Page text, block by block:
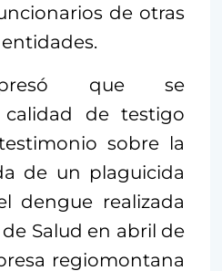
de otras
que se
de testigo
sobre la
de un plaguicida
dengue realizada
Salud en abril de
regiomontana